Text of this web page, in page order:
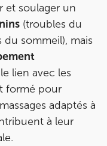
et soulager un
(troubles du
sommeil), mais
lien avec les
formé pour
adaptés à
à leur